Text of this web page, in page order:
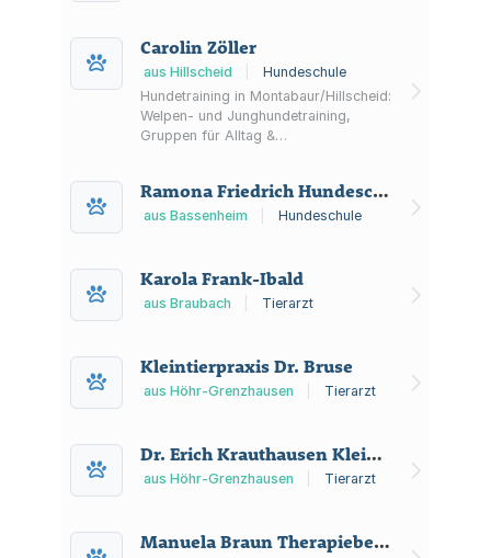
Carolin Zöller
aus Hillscheid
Hundeschule
Hundetraining in Montabaur/Hillscheid:
Welpen- und Junghundetraining,
Gruppen für Alltag &
Hundeplatz, als Hausbesuch oder per
Videokonferenz.
Ramona Friedrich Hundeschule
aus Bassenheim Hundeschule
Karola Frank-Ibald
aus Braubach Tierarzt
Kleintierpraxis Dr. Bruse
aus Höhr-Grenzhausen Tierarzt
Dr. Erich Krauthausen Kleintierpraxis
aus Höhr-Grenzhausen Tierarzt
Manuela Braun Therapiebegleithunde Becheln